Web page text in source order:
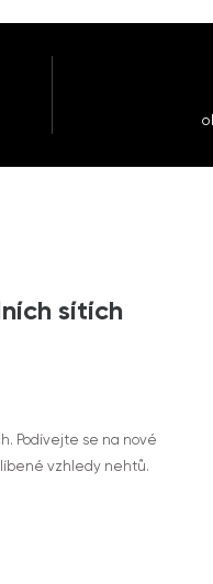
sítích
Podívejte se na nové
vzhledy nehtů.